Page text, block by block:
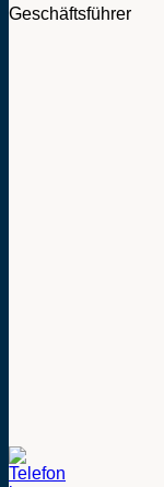
Geschäftsführer